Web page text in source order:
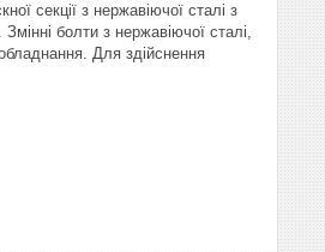
секції з нержавіючої сталі з
болти з нержавіючої сталі,
Для здійснення